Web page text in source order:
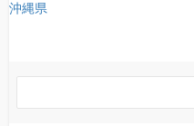
沖縄県